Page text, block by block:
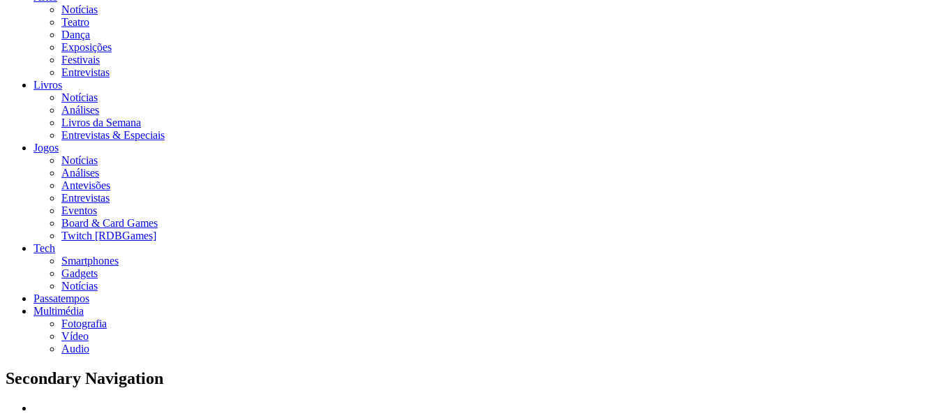
Notícias
Teatro
Dança
Exposições
Festivais
Entrevistas
Livros
Notícias
Análises
Livros da Semana
Entrevistas & Especiais
Jogos
Notícias
Análises
Antevisões
Entrevistas
Eventos
Board & Card Games
Twitch [RDBGames]
Tech
Smartphones
Gadgets
Notícias
Passatempos
Multimédia
Fotografia
Vídeo
Audio
Secondary Navigation